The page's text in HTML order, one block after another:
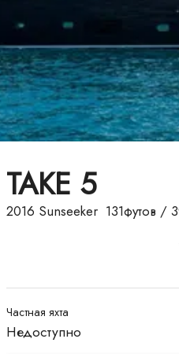
TAKE 5
2016 Sunseeker 131футов /
Частная яхта
Недоступно